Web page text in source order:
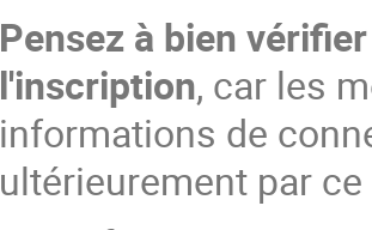
Pensez à bien
l'inscription, car les
informations de
ultérieurement par